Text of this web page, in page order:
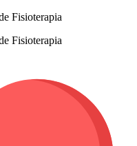
Fisioterapia
Fisioterapia